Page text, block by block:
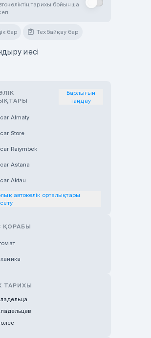
тарихы бойынша
бар Техбайқау бар
иесі
Барлығын
таңдау
Almaty
Store
Raiymbek
Astana
Aktau
Uralsk
& Tank Pavlodar
Almaty
Shymkent
Auto Nurly Zhol
автокөлік орталықтары
ҚОРАБЫ
ТАРИХЫ